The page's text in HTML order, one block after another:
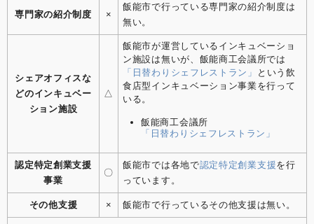
専門家の紹介制度 ×
飯能市で行っている専門家の紹介制度は
無い。
シェアオフィスな
どのインキュベー
ション施設
△
飯能市が運営しているインキュベーショ
ン施設は無いが、飯能商工会議所では
「日替わりシェフレストラン」
という飲
食店型インキュベーション事業を行って
いる。
飯能商工会議所
「日替わりシェフレストラン」
認定特定創業支援
事業
〇
飯能市では各地で認定特定創業支援を行
っています。
その他支援 × 飯能市で行っているその他支援は無い。